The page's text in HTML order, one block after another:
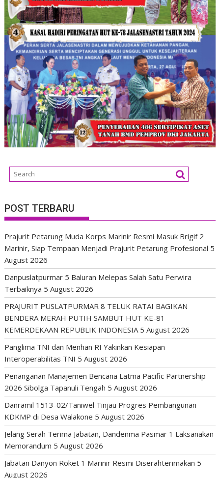
POST TERBARU
Prajurit Petarung Muda Korps Marinir Resmi Masuk Brigif 2
Marinir, Siap Tempaan Menjadi Prajurit Petarung Profesional 5
August 2026
Danpuslatpurmar 5 Baluran Melepas Salah Satu Perwira
Terbaiknya 5 August 2026
PRAJURIT PUSLATPURMAR 8 TELUK RATAI BAGIKAN
BENDERA MERAH PUTIH SAMBUT HUT KE-81
KEMERDEKAAN REPUBLIK INDONESIA 5 August 2026
Panglima TNI dan Menhan RI Yakinkan Kesiapan
Interoperabilitas TNI 5 August 2026
Penanganan Manajemen Bencana Latma Pacific Partnership
2026 Sibolga Tapanuli Tengah 5 August 2026
Danramil 1513-02/Taniwel Tinjau Progres Pembangunan
KDKMP di Desa Walakone 5 August 2026
Jelang Serah Terima Jabatan, Dandenma Pasmar 1 Laksanakan
Memorandum 5 August 2026
Jabatan Danyon Roket 1 Marinir Resmi Diserahterimakan 5
August 2026